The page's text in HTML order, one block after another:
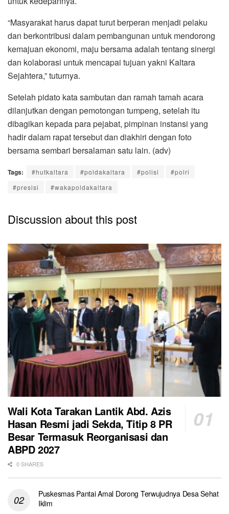
“Masyarakat harus dapat turut berperan menjadi pelaku
dan berkontribusi dalam pembangunan untuk mendorong
kemajuan ekonomi, maju bersama adalah tentang sinergi
dan kolaborasi untuk mencapai tujuan yakni Kaltara
Sejahtera,” tuturnya.
Setelah pidato kata sambutan dan ramah tamah acara
dilanjutkan dengan pemotongan tumpeng, setelah itu
dibagikan kepada para pejabat, pimpinan instansi yang
hadir dalam rapat tersebut dan diakhiri dengan foto
bersama sembari bersalaman satu lain. (adv)
Tags: #hutkaltara #poldakaltara #polisi
#polri
#presisi
#wakapoldakaltara
Discussion about this post
Wali Kota Tarakan Lantik Abd. Azis
Hasan Resmi jadi Sekda, Titip 8 PR
Besar Termasuk Reorganisasi dan
ABPD 2027
0 SHARES
Puskesmas Pantai Amal Dorong Terwujudnya Desa Sehat
Iklim